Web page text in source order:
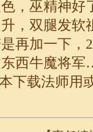
，巫精神好
，双腿发软
再加一下，
东西牛魔将
下载法师用